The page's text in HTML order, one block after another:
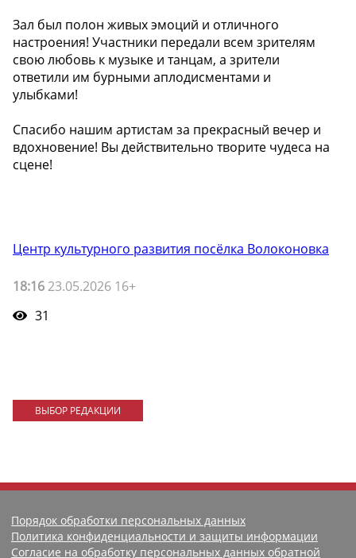
Зал был полон живых эмоций и отличного
настроения! Участники передали всем зрителям
свою любовь к музыке и танцам, а зрители
ответили им бурными аплодисментами и
улыбками!
Спасибо нашим артистам за прекрасный вечер и
вдохновение! Вы действительно творите чудеса на
сцене!
Центр культурного развития посёлка Волоконовка
18:16 23.05.2026 16+
31
ВЫБОР РЕДАКЦИИ
Порядок обработки персональных данных
Политика конфиденциальности и защиты информации
Согласие на обработку персональных данных обратной